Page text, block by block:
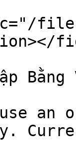
files/
Bằng
an